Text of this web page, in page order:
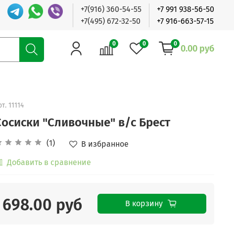
+7(916) 360-54-55
+7(495) 672-32-50
+7 991 938-56-50
+7 916-663-57-15
0 0 0 0.00 руб
11114
"Сливочные" в/с Брест
(1)
В избранное
Добавить в сравнение
698.00 руб В корзину